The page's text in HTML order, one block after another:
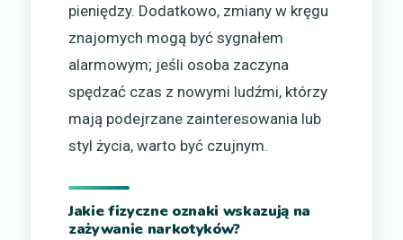
pieniędzy. Dodatkowo, zmiany w kręgu
znajomych mogą być sygnałem
alarmowym; jeśli osoba zaczyna
spędzać czas z nowymi ludźmi, którzy
mają podejrzane zainteresowania lub
styl życia, warto być czujnym.
Jakie fizyczne oznaki wskazują na
zażywanie narkotyków?